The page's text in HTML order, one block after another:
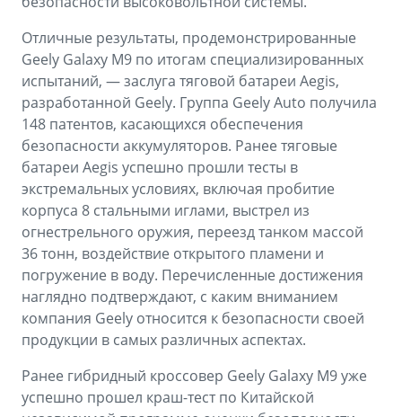
Отличные результаты, продемонстрированные
Geely Galaxy M9 по итогам специализированных
испытаний, — заслуга тяговой батареи Aegis,
разработанной Geely. Группа Geely Auto получила
148 патентов, касающихся обеспечения
безопасности аккумуляторов. Ранее тяговые
батареи Aegis успешно прошли тесты в
экстремальных условиях, включая пробитие
корпуса 8 стальными иглами, выстрел из
огнестрельного оружия, переезд танком массой
36 тонн, воздействие открытого пламени и
погружение в воду. Перечисленные достижения
наглядно подтверждают, с каким вниманием
компания Geely относится к безопасности своей
продукции в самых различных аспектах.
Ранее гибридный кроссовер Geely Galaxy M9 уже
успешно прошел краш-тест по Китайской